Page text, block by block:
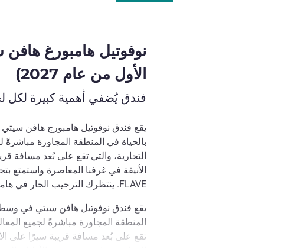
نوفوتيل هامبورغ هافن
الأول من عام 2027)
فندق يُضفي أهمية كبيرة لكل
يقع فندق نوفوتيل هامبورج هافن
بالحياة في المنطقة المجاورة مباشرةً
التجارية، والتي تقع على بُعد مسافة
FLAVE. ينتظرك الترحيب الحار في هامبورغ معنا.
يقع فندق نوفوتيل هافن سيتي في وسط
المنطقة المجاورة مباشرةً لجميع
تقع على بُعد مسافة قريبة سيرًا على